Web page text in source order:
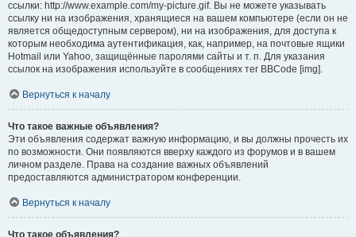
ссылки: http://www.example.com/my-picture.gif. Вы не можете указывать
ссылку ни на изображения, хранящиеся на вашем компьютере (если он не
является общедоступным сервером), ни на изображения, для доступа к
которым необходима аутентификация, как, например, на почтовые ящики
Hotmail или Yahoo, защищённые паролями сайты и т. п. Для указания
ссылок на изображения используйте в сообщениях тег BBCode [img].
Вернуться к началу
Что такое важные объявления?
Эти объявления содержат важную информацию, и вы должны прочесть их
по возможности. Они появляются вверху каждого из форумов и в вашем
личном разделе. Права на создание важных объявлений
предоставляются администратором конференции.
Вернуться к началу
Что такое объявления?